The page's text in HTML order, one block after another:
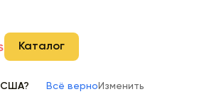
Каталог
США? Всё верно Изменить